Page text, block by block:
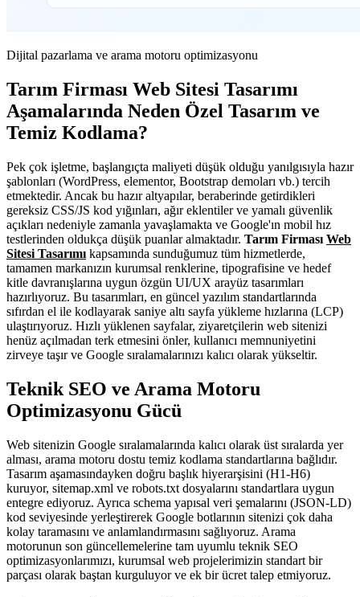
Dijital pazarlama ve arama motoru optimizasyonu
Tarım Firması Web Sitesi Tasarımı
Aşamalarında Neden Özel Tasarım ve
Temiz Kodlama?
Pek çok işletme, başlangıçta maliyeti düşük olduğu yanılgısıyla hazır
şablonları (WordPress, elementor, Bootstrap demoları vb.) tercih
etmektedir. Ancak bu hazır altyapılar, beraberinde getirdikleri
gereksiz CSS/JS kod yığınları, ağır eklentiler ve yamalı güvenlik
açıkları nedeniyle zamanla yavaşlamakta ve Google'ın mobil hız
testlerinden oldukça düşük puanlar almaktadır. Tarım Firması Web
Sitesi Tasarımı kapsamında sunduğumuz tüm hizmetlerde,
tamamen markanızın kurumsal renklerine, tipografisine ve hedef
kitle davranışlarına uygun özgün UI/UX arayüz tasarımları
hazırlıyoruz. Bu tasarımları, en güncel yazılım standartlarında
sıfırdan el ile kodlayarak saniye altı sayfa yükleme hızlarına (LCP)
ulaştırıyoruz. Hızlı yüklenen sayfalar, ziyaretçilerin web sitenizi
henüz açılmadan terk etmesini önler, kullanıcı memnuniyetini
zirveye taşır ve Google sıralamalarınızı kalıcı olarak yükseltir.
Teknik SEO ve Arama Motoru
Optimizasyonu Gücü
Web sitenizin Google sıralamalarında kalıcı olarak üst sıralarda yer
alması, arama motoru dostu temiz kodlama standartlarına bağlıdır.
Tasarım aşamasındayken doğru başlık hiyerarşisini (H1-H6)
kuruyor, sitemap.xml ve robots.txt dosyalarını standartlara uygun
entegre ediyoruz. Ayrıca schema yapısal veri şemalarını (JSON-LD)
kod seviyesinde yerleştirerek Google botlarının sitenizi çok daha
kolay taramasını ve anlamlandırmasını sağlıyoruz. Arama
motorunun son güncellemelerine tam uyumlu teknik SEO
optimizasyonlarımızı, kurumsal web projelerimizin standart bir
parçası olarak baştan kurguluyor ve ek bir ücret talep etmiyoruz.